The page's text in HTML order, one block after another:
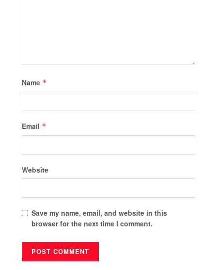
Name *
Email *
Website
Save my name, email, and website in this
browser for the next time I comment.